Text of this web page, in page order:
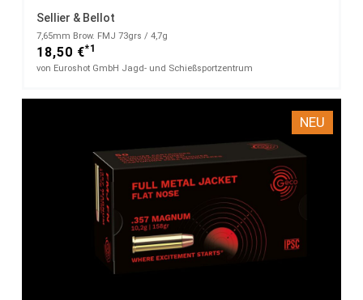
Sellier & Bellot
7,65mm Brow. FMJ 73grs / 4,7g
18,50 €*1
von Euroshot GmbH Jagd- und Schießsportzentrum
NEU